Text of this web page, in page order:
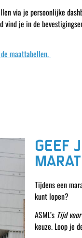
via je persoonlijke
vind je in de
maattabellen.
GEEF
Tijdens een
kunt lopen?
ASML’s Tijd
keuze. Loop je